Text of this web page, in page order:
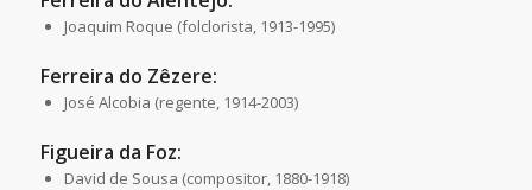
Joaquim Roque (folclorista, 1913-1995)
Ferreira do Zêzere:
José Alcobia (regente, 1914-2003)
Figueira da Foz:
David de Sousa (compositor, 1880-1918)